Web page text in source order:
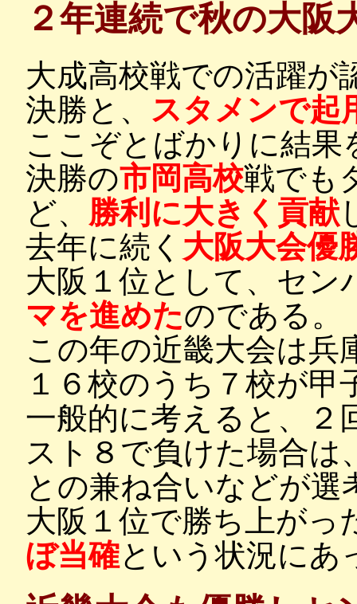
２年連続で秋の大阪
大成高校戦での活躍が
決勝と、 スタメンで起
ここぞとばかりに結果
決勝の市岡高校戦でも
ど、 勝利に大きく貢献
去年に続く 大阪大会優
大阪１位として、セン
マを進めたのである。
この年の近畿大会は兵
１６校のうち７校が甲
一般的に考えると、２
スト８で負けた場合は
との兼ね合いなどが選
大阪１位で勝ち上がっ
ぼ当確という状況にあ